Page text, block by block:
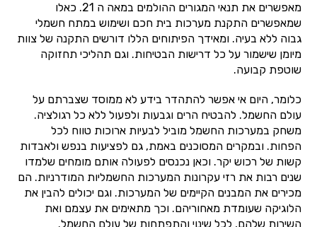
מאפשרים את תנאי המגורים ההולמים במאה ה 21. כאלו
שמאפשרים התקנת מערכות בית חכם ושימוש במתח חשמלי
גבוה ללא בעיה. ומאידך הפיתוחים הללו דורשים התקנה של צוות
מיומן שישמור על כל דרישות הבטיחות. וגם תהליכי תחזוקה
שוטפת קבועה.
כלומר, היום אי אפשר להתהדר בידע לא ממוסד שצברתם על
עולם החשמל. להבטיח הרים וגבעות ולפעול ללא כל רגולציה.
משחק במערכות החשמל מוביל לבעיות ארוכות טווח לכל
הפחות. ובמקרים המסוכנים באמת, גם לפציעות בנפש ולאבדות
קשות של רכוש יקר. וכאן נכנסים לפעולה אותם מומחים שלמדו
שנים רבות את רזי עקרונות המערכות החשמליות המודרניות. הם
מכירים את המבנים הקיימים של המערכות. וגם יכולים להבין את
הלוגיקה שעומדת מאחוריהם. וכך מתאימים את עצמם ואת
השירות שלהם, לכל שינוי והתפתחות של עולם החשמל.